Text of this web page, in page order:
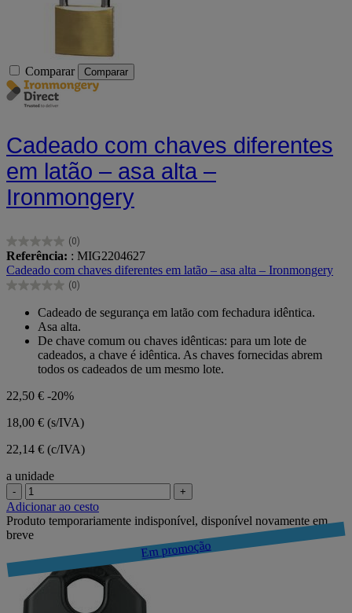
Comparar Comparar
Cadeado com chaves diferentes
em latão – asa alta –
Ironmongery
(0)
0.0
em
5
estrelas.
Referência: : MIG2204627
Cadeado com chaves diferentes em latão – asa alta – Ironmongery
(0)
0.0
estrelas.
Cadeado de segurança em latão com fechadura idêntica.
Asa alta.
De chave comum ou chaves idênticas: para um lote de
cadeados, a chave é idêntica. As chaves fornecidas abrem
todos os cadeados de um mesmo lote.
22,50 € -20%
18,00 € (s/IVA)
22,14 € (c/IVA)
a unidade
- +
Adicionar ao cesto
Produto temporariamente indisponível, disponível novamente em
breve
Em promoção